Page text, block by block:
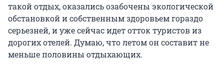
такой отдых, оказались озабочены экологической
обстановкой и собственным здоровьем гораздо
серьезней, и уже сейчас идет отток туристов из
дорогих отелей. Думаю, что летом он составит не
меньше половины отдыхающих.